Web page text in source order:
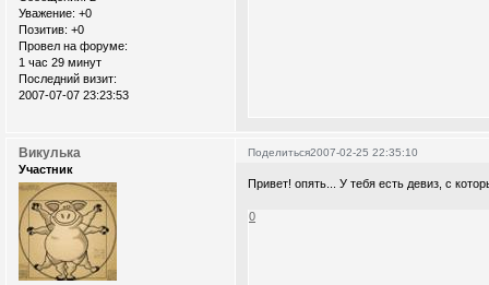
Уважение: +0
Позитив: +0
Провел на форуме:
1 час 29 минут
Последний визит:
2007-07-07 23:23:53
Поделиться2007-02-25 22:35:10
Викулька
Участник
Привет! опять... У тебя есть девиз, с
0